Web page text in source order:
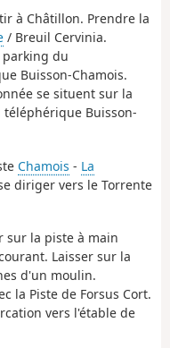
à Châtillon. Prendre la
/ Breuil Cervinia.
parking du
Buisson-Chamois.
se situent sur la
Buisson-
Chamois - La
diriger vers le Torrente
sur la piste à main
Laisser sur la
d'un moulin.
la Piste de Forsus Cort.
vers l'étable de